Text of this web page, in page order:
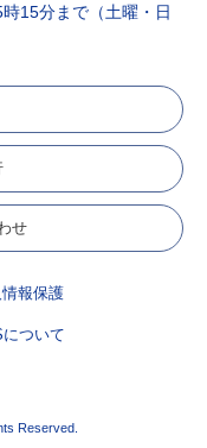
15分まで（土曜・日
せ
報保護
について
Reserved.